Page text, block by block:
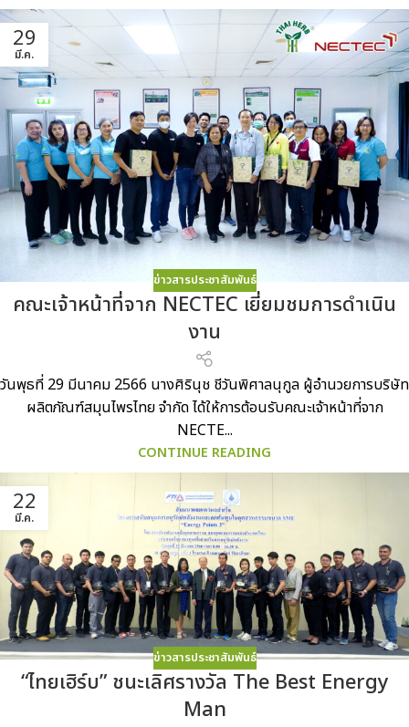
29
มี.ค.
ข่าวสารประชาสัมพันธ์
คณะเจ้าหน้าที่จาก NECTEC เยี่ยมชมการดำเนิน
งาน
วันพุธที่ 29 มีนาคม 2566 นางศิรินุช ชีวันพิศาลนุกูล ผู้อำนวยการบริษัท
ผลิตภัณฑ์สมุนไพรไทย จำกัด ได้ให้การต้อนรับคณะเจ้าหน้าที่จาก
NECTE...
CONTINUE READING
22
มี.ค.
ข่าวสารประชาสัมพันธ์
“ไทยเฮิร์บ” ชนะเลิศรางวัล The Best Energy
Man